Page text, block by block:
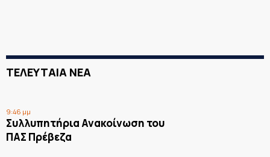
ΤΕΛΕΥΤΑΙΑ ΝΕΑ
9:46 μμ
Συλλυπητήρια Ανακοίνωση του
ΠΑΣ Πρέβεζα